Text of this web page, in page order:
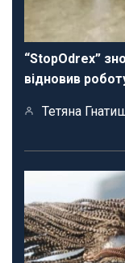
“StopOdrex”
відновив
Тетяна